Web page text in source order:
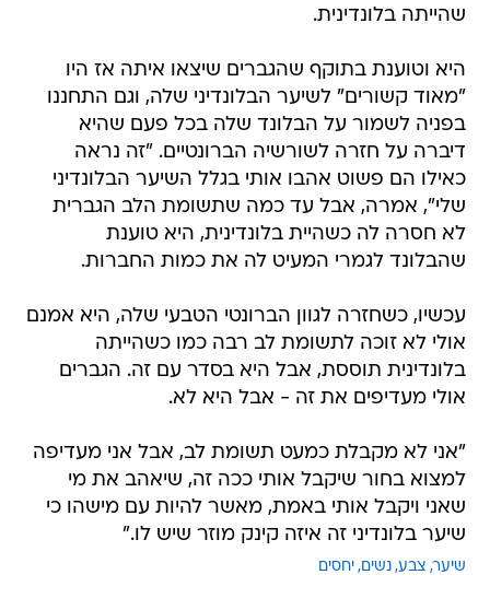
שהייתה בלונדינית.
היא וטוענת בתוקף שהגברים שיצאו איתה אז היו
"מאוד קשורים" לשיער הבלונדיני שלה, וגם התחננו
בפניה לשמור על הבלונד שלה בכל פעם שהיא
דיברה על חזרה לשורשיה הברונטיים. "זה נראה
כאילו הם פשוט אהבו אותי בגלל השיער הבלונדיני
שלי", אמרה, אבל עד כמה שתשומת הלב הגברית
לא חסרה לה כשהיית בלונדינית, היא טוענת
שהבלונד לגמרי המעיט לה את כמות החברות.
עכשיו, כשחזרה לגוון הברונטי הטבעי שלה, היא אמנם
אולי לא זוכה לתשומת לב רבה כמו כשהייתה
בלונדינית תוססת, אבל היא בסדר עם זה. הגברים
אולי מעדיפים את זה - אבל היא לא.
"אני לא מקבלת כמעט תשומת לב, אבל אני מעדיפה
למצוא בחור שיקבל אותי ככה זה, שיאהב את מי
שאני ויקבל אותי באמת, מאשר להיות עם מישהו כי
שיער בלונדיני זה איזה קינק מוזר שיש לו."
שיער צבע נשים יחסים